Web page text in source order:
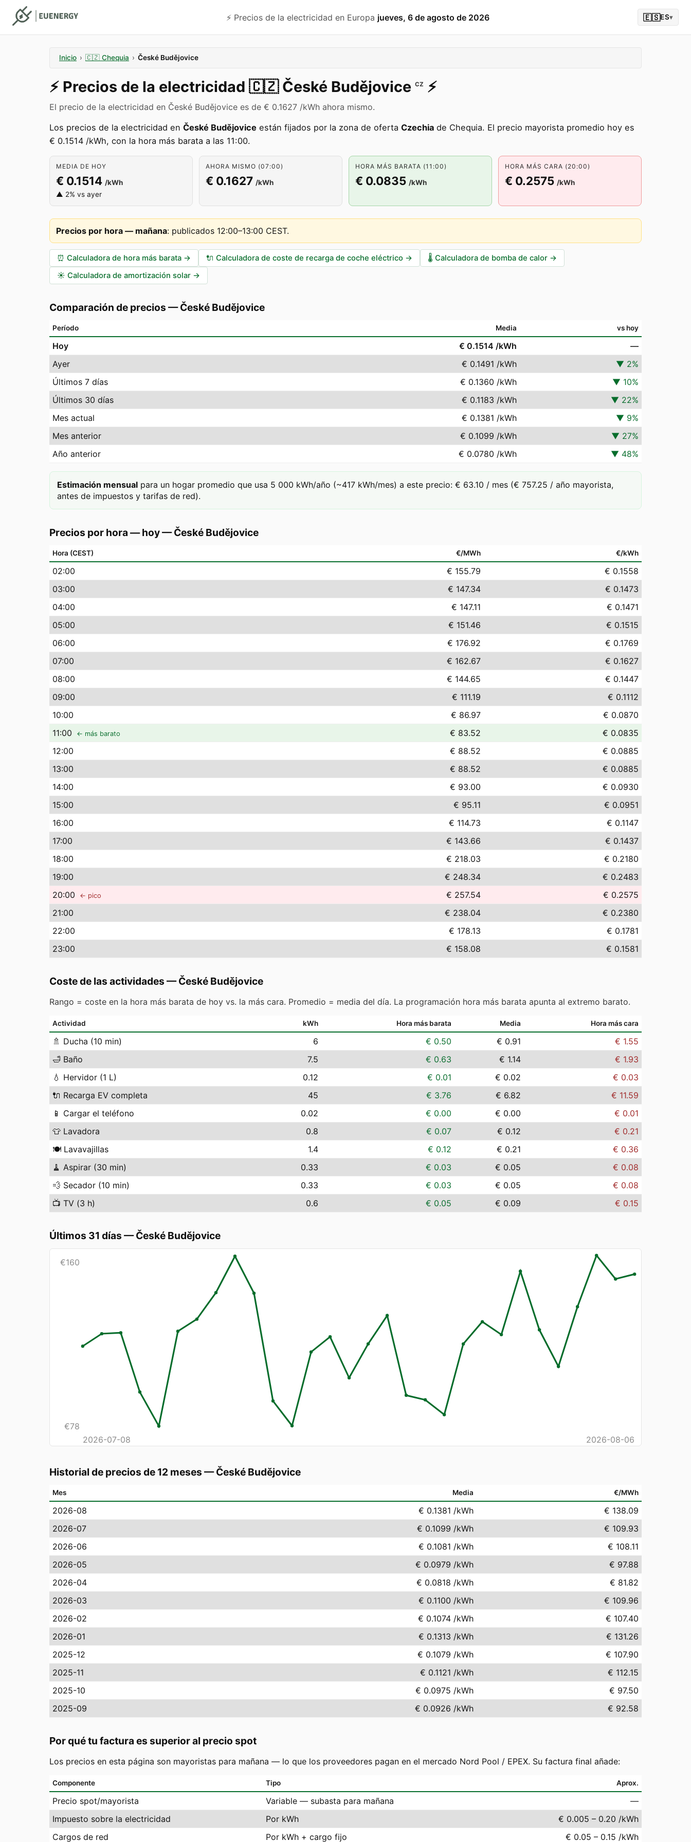
⚡️ Precios de la electricidad en Europa jueves, 6 de agosto de 2026 🇪🇸ES▾
Inicio › 🇨🇿 Chequia › České Budějovice
⚡️ Precios de la electricidad 🇨🇿 České Budějovice CZ ⚡️
El precio de la electricidad en České Budějovice es de € 0.1627 /kWh ahora mismo.
Los precios de la electricidad en České Budějovice están fijados por la zona de oferta Czechia de Chequia. El precio mayorista promedio hoy es
€ 0.1514 /kWh, con la hora más barata a las 11:00.
MEDIA DE HOY
€ 0.1514 /kWh
▲ 2% vs ayer
AHORA MISMO (07:00)
€ 0.1627 /kWh
HORA MÁS BARATA (11:00)
€ 0.0835 /kWh
HORA MÁS CARA (20:00)
€ 0.2575 /kWh
Precios por hora — mañana: publicados 12:00–13:00 CEST.
⏰ Calculadora de hora más barata → 🔌 Calculadora de coste de recarga de coche eléctrico → 🌡️ Calculadora de bomba de calor →
☀️ Calculadora de amortización solar →
Comparación de precios —České Budějovice
Período Media vs hoy
Hoy € 0.1514 /kWh
—
Ayer
€ 0.1491 /kWh ▼ 2%
Últimos 7 días
€ 0.1360 /kWh ▼ 10%
Últimos 30 días
€ 0.1183 /kWh ▼ 22%
Mes actual
€ 0.1381 /kWh ▼ 9%
Mes anterior
€ 0.1099 /kWh ▼ 27%
Año anterior
€ 0.0780 /kWh ▼ 48%
Estimación mensual para un hogar promedio que usa 5 000 kWh/año (~417 kWh/mes) a este precio: € 63.10 / mes (€ 757.25 / año mayorista,
antes de impuestos y tarifas de red).
Precios por hora — hoy—České Budějovice
Hora (CEST) €/MWh €/kWh
02:00 € 155.79
€ 0.1558
03:00 € 147.34
€ 0.1473
04:00 € 147.11
€ 0.1471
05:00 € 151.46
€ 0.1515
06:00 € 176.92
€ 0.1769
07:00 € 162.67
€ 0.1627
08:00 € 144.65
€ 0.1447
09:00 € 111.19
€ 0.1112
10:00 € 86.97
€ 0.0870
11:00 ← más barato € 83.52
€ 0.0835
12:00 € 88.52
€ 0.0885
13:00 € 88.52
€ 0.0885
14:00 € 93.00
€ 0.0930
15:00 € 95.11
€ 0.0951
16:00 € 114.73
€ 0.1147
17:00 € 143.66
€ 0.1437
18:00 € 218.03
€ 0.2180
19:00 € 248.34
€ 0.2483
20:00 ← pico € 257.54
€ 0.2575
21:00 € 238.04
€ 0.2380
22:00 € 178.13
€ 0.1781
23:00 € 158.08 € 0.1581
Coste de las actividades —České Budějovice
Rango = coste en la hora más barata de hoy vs. la más cara. Promedio = media del día. La programación hora más barata apunta al extremo barato.
Actividad kWh Hora más barata Media Hora más cara
🚿 Ducha (10 min) 6 € 0.50 € 0.91
€ 1.55
🛁 Baño 7.5 € 0.63 € 1.14
€ 1.93
💧 Hervidor (1 L) 0.12 € 0.01 € 0.02
€ 0.03
🔌 Recarga EV completa 45 € 3.76 € 6.82
€ 11.59
📱 Cargar el teléfono 0.02 € 0.00 € 0.00
€ 0.01
👕 Lavadora 0.8 € 0.07 € 0.12
€ 0.21
🍽️ Lavavajillas 1.4 € 0.12 € 0.21
€ 0.36
🧹 Aspirar (30 min) 0.33 € 0.03 € 0.05
€ 0.08
💨 Secador (10 min) 0.33 € 0.03 € 0.05
€ 0.08
📺 TV (3 h) 0.6 € 0.05 € 0.09 € 0.15
Últimos 31 días —České Budějovice
€160
€78
2026-07-08
2026-08-06
Historial de precios de 12 meses —České Budějovice
Mes Media €/MWh
2026-08 € 0.1381 /kWh
€ 138.09
2026-07
€ 0.1099 /kWh
€ 109.93
2026-06
€ 0.1081 /kWh
€ 108.11
2026-05
€ 0.0979 /kWh
€ 97.88
2026-04
€ 0.0818 /kWh
€ 81.82
2026-03
€ 0.1100 /kWh
€ 109.96
2026-02
€ 0.1074 /kWh
€ 107.40
2026-01
€ 0.1313 /kWh
€ 131.26
2025-12
€ 0.1079 /kWh
€ 107.90
2025-11
€ 0.1121 /kWh
€ 112.15
2025-10
€ 0.0975 /kWh
€ 97.50
2025-09
€ 0.0926 /kWh € 92.58
Por qué tu factura es superior al precio spot
Los precios en esta página son mayoristas para mañana — lo que los proveedores pagan en el mercado Nord Pool / EPEX. Su factura final añade:
Componente Tipo Aprox.
Precio spot/mayorista Variable — subasta para mañana
—
Impuesto sobre la electricidad
Por kWh
€ 0.005 – 0.20 /kWh
Cargos de red
Por kWh + cargo fijo € 0.05 – 0.15 /kWh